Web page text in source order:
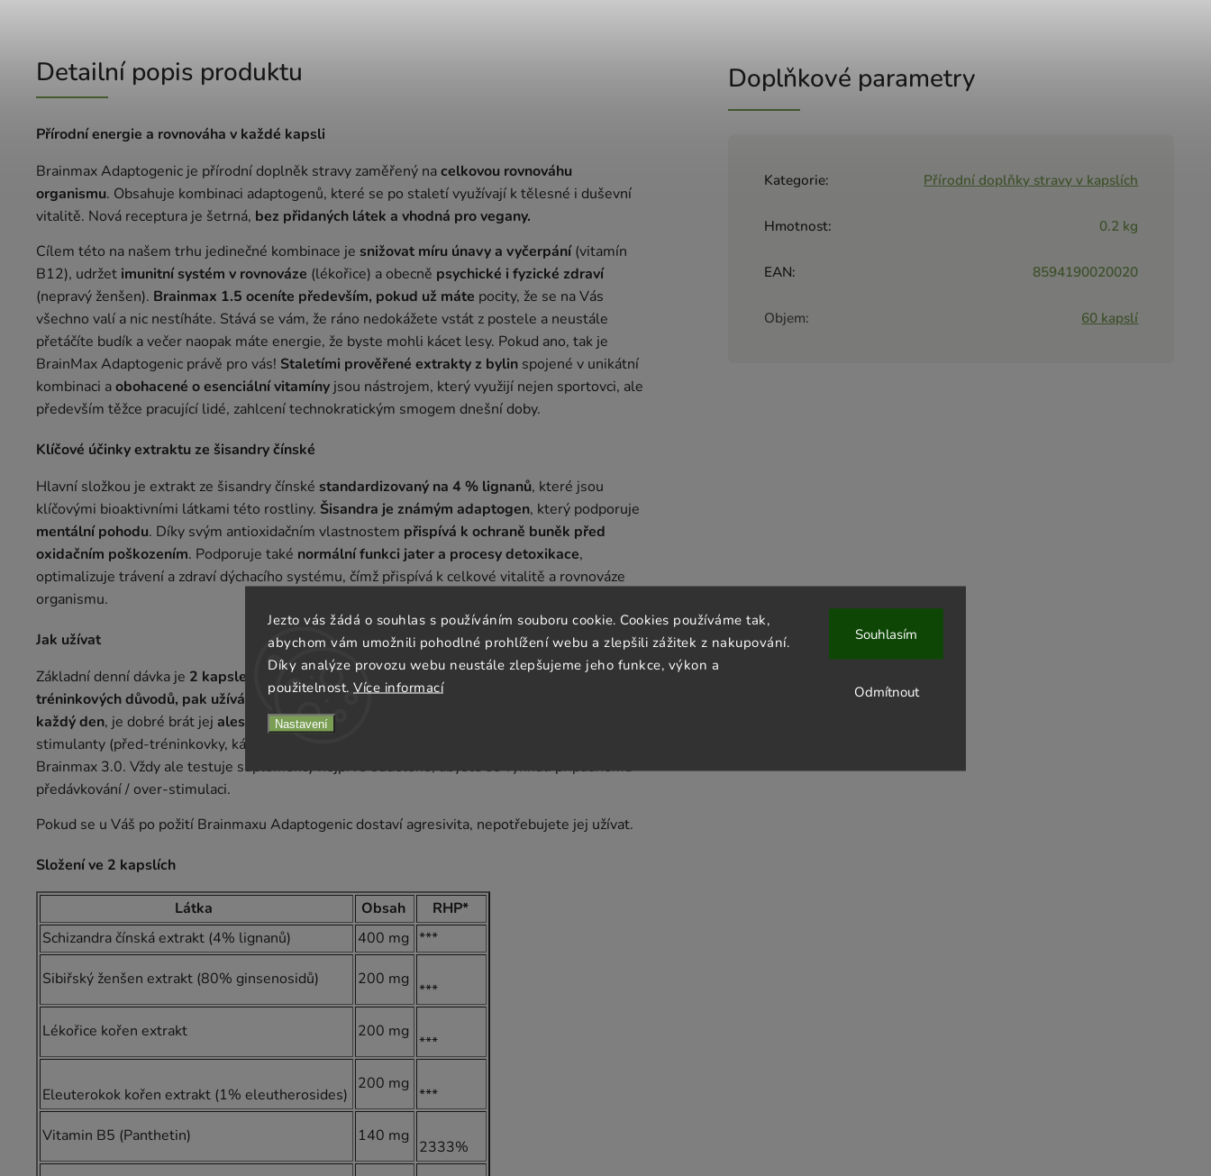
Jezto vás žádá o souhlas s používáním souboru cookie. Cookies používáme tak,
abychom vám umožnili pohodlné prohlížení webu a zlepšili zážitek z nakupování.
Díky analýze provozu webu neustále zlepšujeme jeho funkce, výkon a
použitelnost. Více informací
Nastavení
Odmítnout
Souhlasím
Detailní popis produktu
Přírodní energie a rovnováha v každé kapsli
Brainmax Adaptogenic je přírodní doplněk stravy zaměřený nacelkovou rovnováhu
organismu. Obsahuje kombinaci adaptogenů, které se po staletí využívají k tělesné i duševní
vitalitě. Nová receptura je šetrná, bez přidaných látek a vhodná pro vegany.
Cílem této na našem trhu jedinečné kombinace je snižovat míru únavy a vyčerpání(vitamín
B12), udržet imunitní systém v rovnováze (lékořice) a obecně psychické i fyzické zdraví
(nepravý ženšen). Brainmax 1.5 oceníte především, pokud už máte pocity, že se na Vás
všechno valí a nic nestíháte. Stává se vám, že ráno nedokážete vstát z postele a neustále
přetáčíte budík a večer naopak máte energie, že byste mohli kácet lesy. Pokud ano, tak je
BrainMax Adaptogenic právě pro vás! Staletími prověřené extrakty z bylin spojené v unikátní
kombinaci aobohacené o esenciální vitamínyjsou nástrojem, který využijí nejen sportovci, ale
především těžce pracující lidé, zahlcení technokratickým smogem dnešní doby.
Klíčové účinky extraktu ze šisandry čínské
Hlavní složkou je extrakt ze šisandry čínské standardizovaný na 4 % lignanů, které jsou
klíčovými bioaktivními látkami této rostliny. Šisandra je známým adaptogen, který podporuje
mentální pohodu. Díky svým antioxidačním vlastnostem přispívá k ochraně buněk před
oxidačním poškozením. Podporuje také normální funkci jater a procesy detoxikace,
optimalizuje trávení a zdraví dýchacího systému, čímž přispívá k celkové vitalitě a rovnováze
organismu.
Jak užívat
Základní denní dávka je 2 kapsle ráno , pokud se objevuje propad energie.
Pokud užíváte z
tréninkových důvodů, pak užíváte 30 minut před tréninkem.Brainmax Adaptogenic se užívá
každý den, je dobré brát jej alespoň 2 měsíce v kuse
stimulanty (před-tréninkovky, kávu, yerbu i čaje). Můžete však užívat Brainmax Neurohacker i
Brainmax 3.0. Vždy ale testuje suplementy nejprve odděleně, abyste se vyhnuli případnému
předávkování / over-stimulaci.
Pokud se u Váš po požití Brainmaxu Adaptogenic dostaví agresivita, nepotřebujete jej užívat.
Složení ve 2 kapslích
Látka Obsah
RHP*
Schizandra čínská extrakt (4% lignanů)
400 mg ***
Sibiřský ženšen extrakt (80% ginsenosidů) 200 mg
***
Lékořice kořen extrakt 200 mg
***
Eleuterokok kořen extrakt (1% eleutherosides)
200 mg
***
Vitamin B5 (Panthetin) 140 mg
2333%
Doplňkové parametry
Kategorie: Přírodní doplňky stravy v kapslích
Hmotnost: 0.2 kg
EAN: 8594190020020
Objem: 60 kapslí